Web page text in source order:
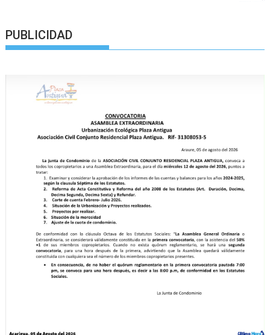
PUBLICIDAD